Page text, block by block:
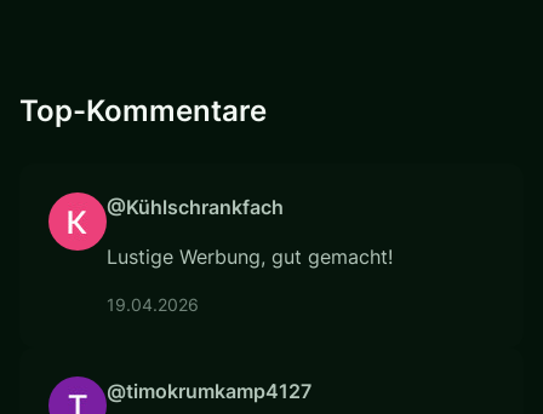
Top-Kommentare
@Kühlschrankfach
Lustige Werbung, gut gemacht!
19.04.2026
@timokrumkamp4127